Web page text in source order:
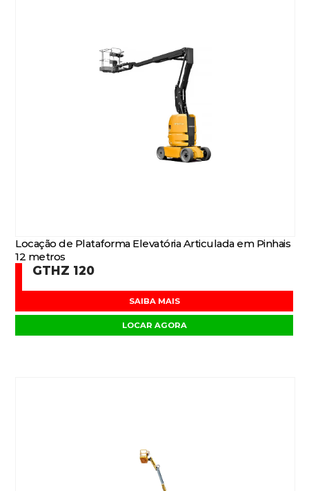
Locação de Plataforma Elevatória Articulada em Pinhais
12 metros
GTHZ 120
SAIBA MAIS
LOCAR AGORA